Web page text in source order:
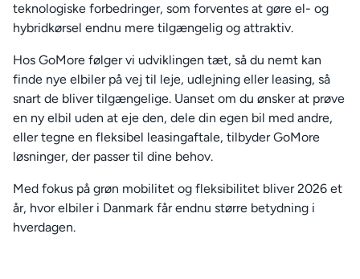
teknologiske forbedringer, som forventes at gøre el- og
hybridkørsel endnu mere tilgængelig og attraktiv.
Hos GoMore følger vi udviklingen tæt, så du nemt kan
finde nye elbiler på vej til leje, udlejning eller leasing, så
snart de bliver tilgængelige. Uanset om du ønsker at prøve
en ny elbil uden at eje den, dele din egen bil med andre,
eller tegne en fleksibel leasingaftale, tilbyder GoMore
løsninger, der passer til dine behov.
Med fokus på grøn mobilitet og fleksibilitet bliver 2026 et
år, hvor elbiler i Danmark får endnu større betydning i
hverdagen.